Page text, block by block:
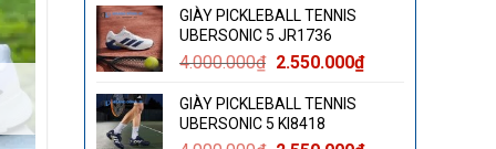
là:
4.000.000₫.
2.550.000₫.
GIÀY PICKLEBALL TENNIS
UBERSONIC 5 JR1736
4.000.000₫ Giá
là:
4.000.000₫.
2.550.000₫Giá
GIÀY PICKLEBALL TENNIS
UBERSONIC 5 KI8418